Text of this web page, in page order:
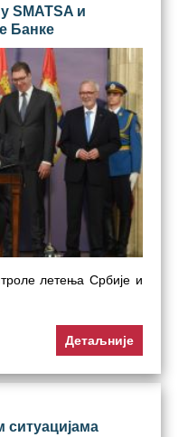
SMATSA и
Банке
летења Србије и
Детаљније
ситуацијама